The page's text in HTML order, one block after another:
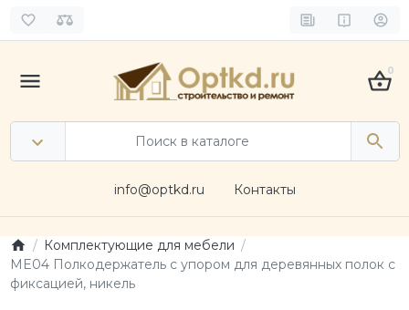
0
info@optkd.ru Контакты
Комплектующие для мебели
ME04 Полкодержатель с упором для деревянных полок с
фиксацией, никель